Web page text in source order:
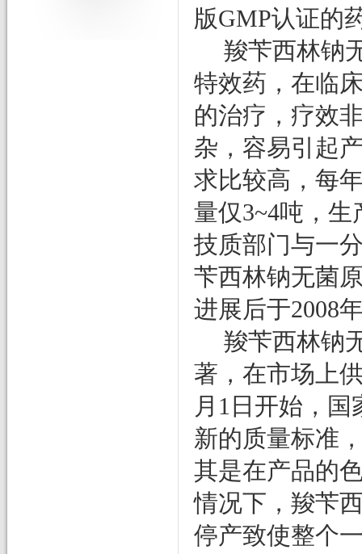
版GMP认证的
羧苄西林钠
特效药，在临
的治疗，疗效
杂，容易引起
求比较高，每
量仅3~4吨，生
技质部门与一
苄西林钠无菌
进展后于2008
羧苄西林钠
著，在市场上
月 1 日开始，
新的质量标准
其是在产品的
情况下，羧苄
停产致使整个